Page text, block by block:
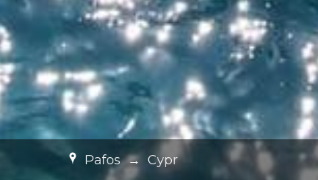
Pafos → Cypr